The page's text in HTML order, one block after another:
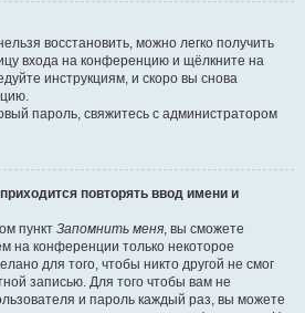
восстановить, можно легко получить
входа на конференцию и щёлкните на
инструкциям, и скоро вы снова
пароль, свяжитесь с администратором
повторять ввод имени и
пункт Запомнить меня, вы сможете
на конференции только некоторое
для того, чтобы никто другой не смог
записью. Для того чтобы вам не
и пароль каждый раз, вы можете